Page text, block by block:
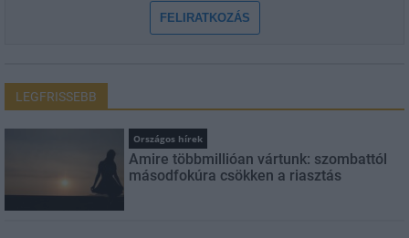
FELIRATKOZÁS
LEGFRISSEBB
Országos hírek
Amire többmillióan vártunk: szombattól
másodfokúra csökken a riasztás